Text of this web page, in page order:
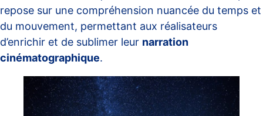
repose sur une compréhension nuancée du temps et
du mouvement, permettant aux réalisateurs
d’enrichir et de sublimer leur narration
cinématographique.